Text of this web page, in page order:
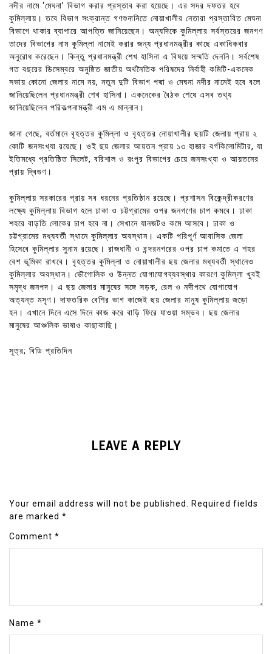
নদীর নামে ‘মেঘনা’ বিভাগ করার প্রস্তাব করা হয়েছে। এর সদর দফতর হবে
কুমিল্লায়। তবে বিভাগ সংক্রান্ত গণশুনানিতে নোয়াখালীর নেতারা প্রস্তাবিত মেঘনা
বিভাগে থাকার ব্যাপারে আপত্তি জানিয়েছেন। অন্যদিকে কুমিল্লার সর্বস্তরের জনগণ
তাদের বিভাগের নাম কুমিল্লা নামেই করার জন্য প্রধানমন্ত্রীর কাছে একাধিকবার
অনুরোধ করেছেন। কিন্তু প্রধানমন্ত্রী শেখ হাসিনা এ বিষয়ে সম্মতি দেননি। সর্বশেষ
গত বছরের ডিসেম্বরে অনুষ্ঠিত জাতীয় অর্থনৈতিক পরিষদের নির্বাহী কমিটি-একনেক
সভায় কোনো জেলার নামে নয়, নতুন দুটি বিভাগ পদ্মা ও মেঘনা নদীর নামেই হবে বলে
জানিয়েছিলেন প্রধানমন্ত্রী শেখ হাসিনা। একনেকের বৈঠক শেষে এসব তথ্য
জানিয়েছিলেন পরিকল্পনামন্ত্রী এম এ মান্নান।
জানা গেছে, বর্তমানে বৃহত্তর কুমিল্লা ও বৃহত্তর নোয়াখালীর ছয়টি জেলায় প্রায় ২
কোটি জনসংখ্যা রয়েছে। ওই ছয় জেলার আয়তন প্রায় ১৩ হাজার বর্গকিলোমিটার, যা
ইতিমধ্যে প্রতিষ্ঠিত সিলেট, বরিশাল ও রংপুর বিভাগের চেয়ে জনসংখ্যা ও আয়তনের
প্রায় দ্বিগুণ।
কুমিল্লায় সরকারের প্রায় সব ধরনের প্রতিষ্ঠান রয়েছে। প্রশাসন বিকেন্দ্রীকরণের
লক্ষ্যে কুমিল্লায় বিভাগ হলে ঢাকা ও চট্টগ্রামের ওপর জনগণের চাপ কমবে। ঢাকা
শহরে বাড়তি লোকের চাপ হবে না। সেখানে যানজটও কমে আসবে। ঢাকা ও
চট্টগ্রামের মধ্যবর্তী স্থানে কুমিল্লার অবস্থান। একটি পরিপূর্ণ আবাসিক জেলা
হিসেবে কুমিল্লার সুনাম রয়েছে। রাজধানী ও বন্দরনগরের ওপর চাপ কমাতে এ শহর
বেশ ভূমিকা রাখবে। বৃহত্তর কুমিল্লা ও নোয়াখালীর ছয় জেলার মধ্যবর্তী স্থানেও
কুমিল্লার অবস্থান। ভৌগোলিক ও উন্নত যোগাযোগব্যবস্থার কারণে কুমিল্লা খুবই
সমৃদ্ধ জনপদ। এ ছয় জেলার মানুষের সঙ্গে সড়ক, রেল ও নদীপথে যোগাযোগ
অত্যন্ত মসৃণ। দাফতরিক বেশির ভাগ কাজেই ছয় জেলার মানুষ কুমিল্লায় জড়ো
হন। এখানে দিনে এসে দিনে কাজ করে বাড়ি ফিরে যাওয়া সম্ভব। ছয় জেলার
মানুষের আঞ্চলিক ভাষাও কাছাকাছি।
সূত্র; বিডি প্রতিদিন
LEAVE A REPLY
Your email address will not be published.
Required fields
are marked *
Comment *
Name *